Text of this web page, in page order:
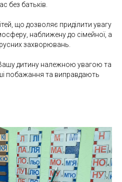
без батьків.
що дозволяє приділити увагу
наближену до сімейної, а
захворювань.
дитину належною увагою та
побажання та виправдають